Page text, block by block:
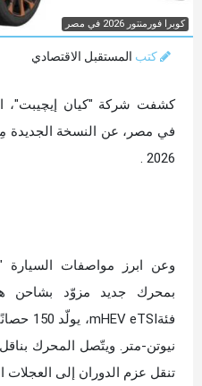
كوبرا فورمنتور 2026 في مصر
كتب المستقبل الاقتصادي
كشفت شركة "كيان إيچيبت"،
في مصر، عن النسخة الجديدة
2026 .
وعن ابرز مواصفات السيارة
تنقل عزم الدوران إلى العجلات